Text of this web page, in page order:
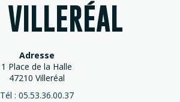
VILLERÉAL
Adresse
1 Place de la Halle
47210 Villeréal
Tél : 05.53.36.00.37